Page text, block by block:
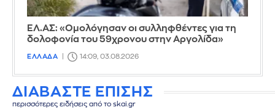
ΕΛ.ΑΣ: «Ομολόγησαν οι συλληφθέντες για τη
δολοφονία του 59χρονου στην Αργολίδα»
ΕΛΛΑΔΑ 14:09, 03.08.2026
ΔΙΑΒΑΣΤΕ ΕΠΙΣΗΣ
περισσότερες ειδήσεις από το skai.gr